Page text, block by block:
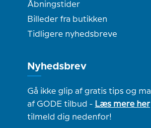
Åbningstider
Billeder fra butikken
Tidligere nyhedsbreve
Nyhedsbrev
Gå ikke glip af gratis tips og
af GODE tilbud - Læs mere her
tilmeld dig nedenfor!